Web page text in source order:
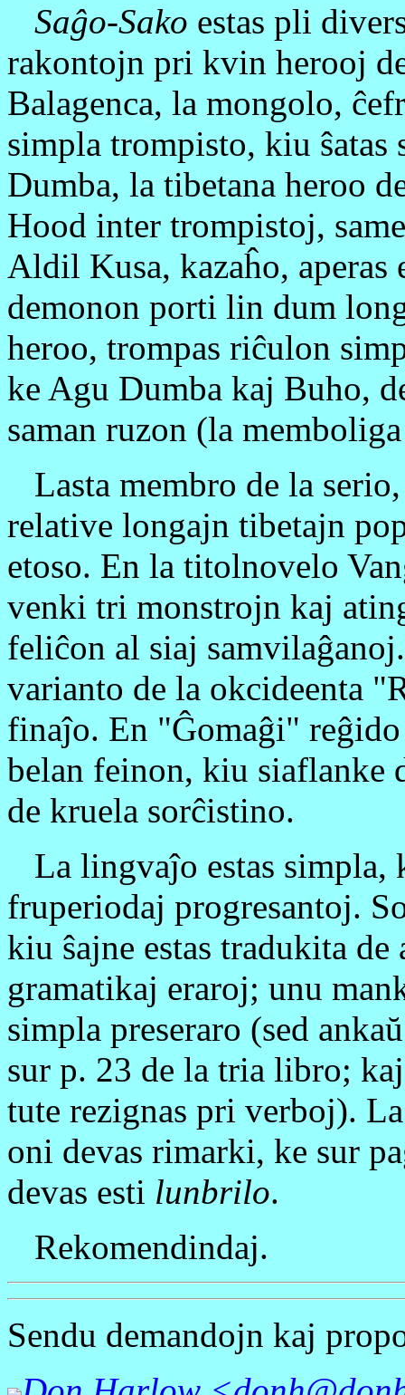
Saĝo-Sako estas pli
rakontojn pri kvin herooj
Balagenca, la mongolo,
simpla trompisto, kiu
Dumba, la tibetana heroo
Hood inter trompistoj,
Aldil Kusa, kazaĥo,
demonon porti lin dum
heroo, trompas riĉulon
ke Agu Dumba kaj Buho,
saman ruzon (la
Lasta membro de la
relative longajn tibetajn
etoso. En la titolnovelo
venki tri monstrojn kaj
feliĉon al siaj
varianto de la okcideenta
finaĵo. En "Ĝomaĝi"
belan feinon, kiu siaflanke
de kruela sorĉistino.
La lingvaĵo estas simpla,
fruperiodaj progresantoj.
kiu ŝajne estas tradukita
gramatikaj eraroj; unu
simpla preseraro (sed
sur p. 23 de la tria libro;
tute rezignas pri verboj).
oni devas rimarki, ke sur
devas esti lunbrilo.
Rekomendindaj.
Sendu demandojn kaj